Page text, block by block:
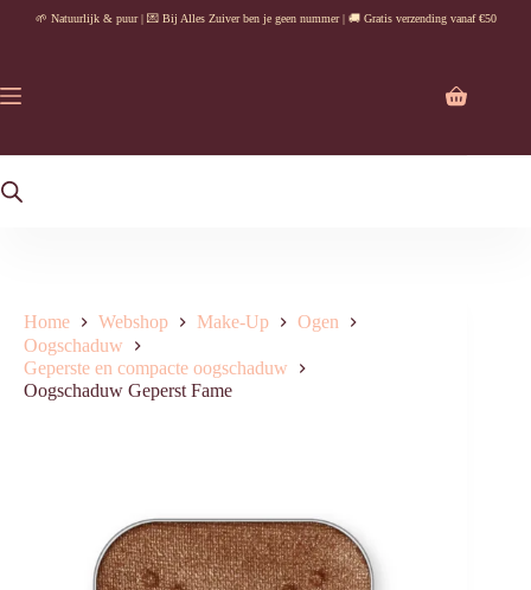
🌱 Natuurlijk & puur | 💌 Bij Alles Zuiver ben je geen nummer | 🚚 Gratis verzending vanaf €50
Home Webshop Make-Up
Ogen
Oogschaduw
Geperste en compacte oogschaduw
Oogschaduw Geperst Fame